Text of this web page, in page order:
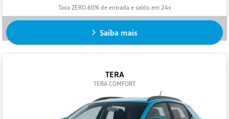
Taxa ZERO 60% de entrada e saldo em 24x
Saiba mais
TERA
TERA COMFORT